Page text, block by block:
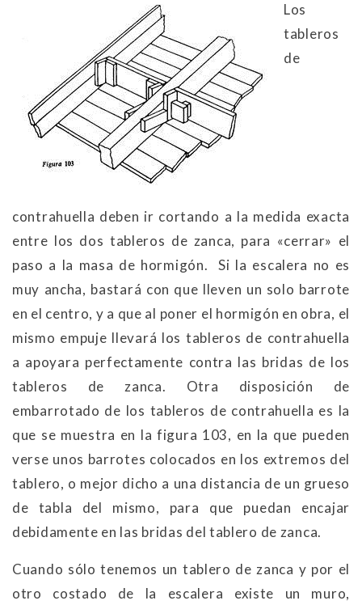
Los
tableros
de
contrahuella deben ir cortando a la medida exacta
entre los dos tableros de zanca, para «cerrar» el
paso a la masa de hormigón. Si la escalera no es
muy ancha, bastará con que lleven un solo barrote
en el centro, y a que al poner el hormigón en obra, el
mismo empuje llevará los tableros de contrahuella
a apoyara perfectamente contra las bridas de los
tableros de zanca. Otra disposición de
embarrotado de los tableros de contrahuella es la
que se muestra en la figura 103, en la que pueden
verse unos barrotes colocados en los extremos del
tablero, o mejor dicho a una distancia de un grueso
de tabla del mismo, para que puedan encajar
debidamente en las bridas del tablero de zanca.
Cuando sólo tenemos un tablero de zanca y por el
otro costado de la escalera existe un muro,